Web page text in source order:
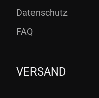
Datenschutz
FAQ
VERSAND